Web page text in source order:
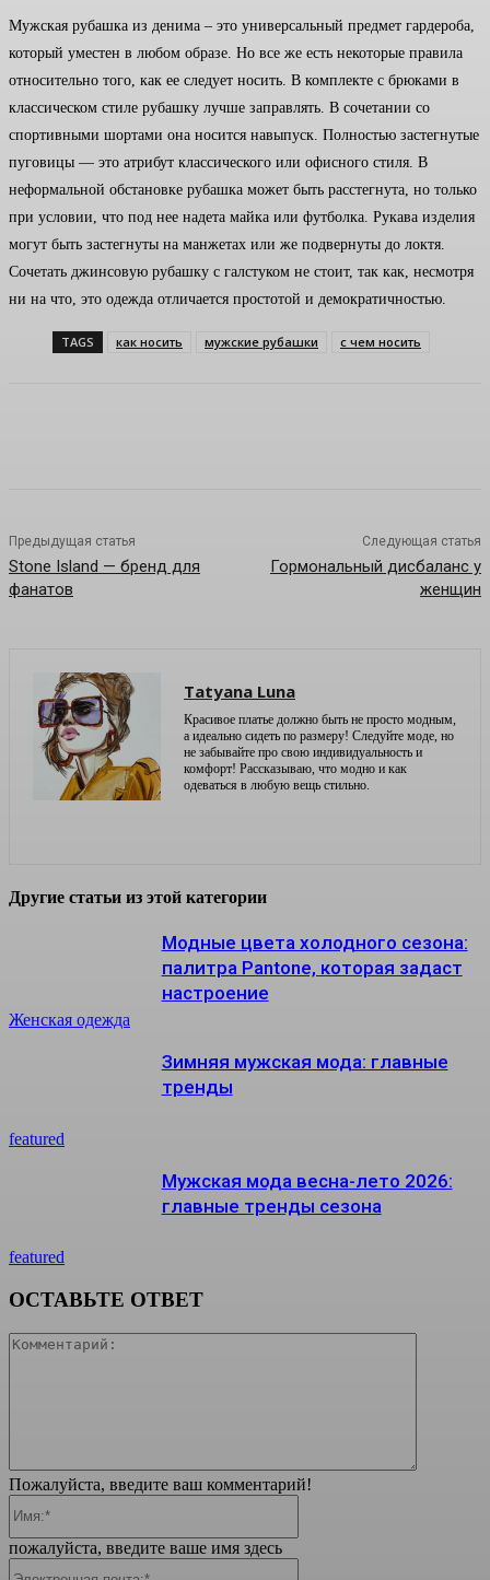
Мужская рубашка из денима – это универсальный предмет гардероба,
который уместен в любом образе. Но все же есть некоторые правила
относительно того, как ее следует носить. В комплекте с брюками в
классическом стиле рубашку лучше заправлять. В сочетании со
спортивными шортами она носится навыпуск. Полностью застегнутые
пуговицы — это атрибут классического или офисного стиля. В
неформальной обстановке рубашка может быть расстегнута, но только
при условии, что под нее надета майка или футболка. Рукава изделия
могут быть застегнуты на манжетах или же подвернуты до локтя.
Сочетать джинсовую рубашку с галстуком не стоит, так как, несмотря
ни на что, это одежда отличается простотой и демократичностью.
TAGS как носить мужские рубашки с чем носить
Предыдущая статья
Stone Island — бренд для
фанатов
Следующая статья
Гормональный дисбаланс у
женщин
Tatyana Luna
Красивое платье должно быть не просто модным,
а идеально сидеть по размеру! Следуйте моде, но
не забывайте про свою индивидуальность и
комфорт! Рассказываю, что модно и как
одеваться в любую вещь стильно.
Другие статьи из этой категории
Женская одежда
Модные цвета холодного сезона:
палитра Pantone, которая задаст
настроение
featured
Зимняя мужская мода: главные
тренды
featured
Мужская мода весна-лето 2026:
главные тренды сезона
ОСТАВЬТЕ ОТВЕТ
Пожалуйста, введите ваш комментарий!
пожалуйста, введите ваше имя здесь